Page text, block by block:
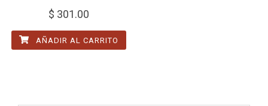
$ 301.00
AÑADIR AL CARRITO